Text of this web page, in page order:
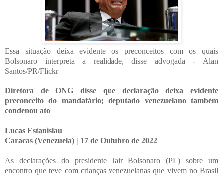
Essa situação deixa evidente os preconceitos com os quais
Bolsonaro interpreta a realidade, disse advogada - Alan
Santos/PR/Flickr
Diretora de ONG disse que declaração deixa evidente
preconceito do mandatário; deputado venezuelano também
condenou ato
Lucas Estanislau
Caracas (Venezuela) | 17 de Outubro de 2022
As declarações do presidente Jair Bolsonaro (PL) sobre um
encontro que teve com crianças venezuelanas que vivem no Brasil